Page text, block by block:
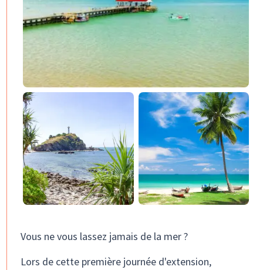
Vous ne vous lassez jamais de la mer ?
Lors de cette première journée d'extension,